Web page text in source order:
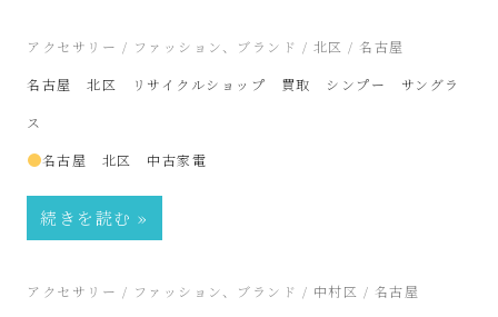
ッ
シ
ン
2026年1月27日
アクセサリー / ファッション、ブランド / 北区 / 名古屋
名古屋 北区 リサイクルショップ 買取 シンプー サングラ
ス
名古屋 北区 中古家電
続きを読む
2025年10月3日
アクセサリー / ファッション、ブランド / 中村区 / 名古屋